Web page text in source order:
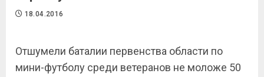
18.04.2016
Отшумели баталии первенства области по
мини-футболу среди ветеранов не моложе 50